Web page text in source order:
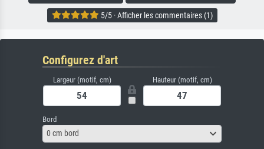
5/5 · Afficher les commentaires (1)
Configurez d'art
Largeur (motif, cm) Hauteur (motif, cm)
Bord
0 cm bord